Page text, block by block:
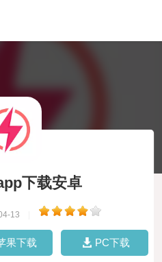
下载安卓
13
果下载 PC下载